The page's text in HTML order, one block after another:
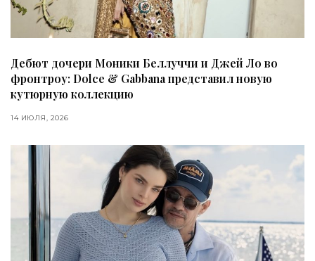
Дебют дочери Моники Беллуччи и Джей Ло во
фронтроу: Dolce & Gabbana представил новую
кутюрную коллекцию
14 ИЮЛЯ, 2026